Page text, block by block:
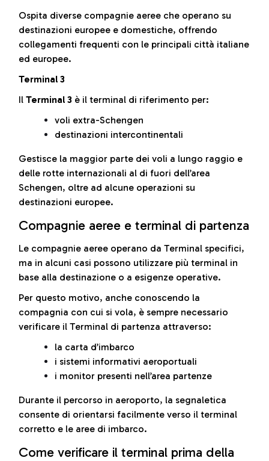
Ospita diverse compagnie aeree che operano su
destinazioni europee e domestiche, offrendo
collegamenti frequenti con le principali città italiane
ed europee.
Terminal 3
Il Terminal 3 è il terminal di riferimento per:
voli extra-Schengen
destinazioni intercontinentali
Gestisce la maggior parte dei voli a lungo raggio e
delle rotte internazionali al di fuori dell’area
Schengen, oltre ad alcune operazioni su
destinazioni europee.
Compagnie aeree e terminal di partenza
Le compagnie aeree operano da Terminal specifici,
ma in alcuni casi possono utilizzare più terminal in
base alla destinazione o a esigenze operative.
Per questo motivo, anche conoscendo la
compagnia con cui si vola, è sempre necessario
verificare il Terminal di partenza attraverso:
la carta d’imbarco
i sistemi informativi aeroportuali
i monitor presenti nell’area partenze
Durante il percorso in aeroporto, la segnaletica
consente di orientarsi facilmente verso il terminal
corretto e le aree di imbarco.
Come verificare il terminal prima della